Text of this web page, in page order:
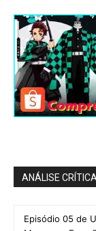
ANÁLISE
Episódio 05 de